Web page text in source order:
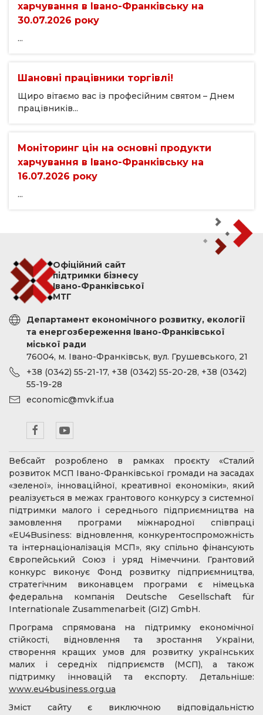
харчування в Івано-Франківську на
30.07.2026 року
...
Шановні працівники торгівлі!
Щиро вітаємо вас із професійним святом – Днем
працівників...
Моніторинг цін на основні продукти
харчування в Івано-Франківську на
16.07.2026 року
...
Офіційний сайт
підтримки бізнесу
Івано-Франківської
МТГ
Департамент економічного розвитку, екології
та енергозбереження Івано-Франківської
міської ради
76004, м. Івано-Франківськ, вул. Грушевського, 21
+38 (0342) 55-21-17, +38 (0342) 55-20-28, +38 (0342)
55-19-28
economic@mvk.if.ua
Вебсайт розроблено в рамках проєкту «Сталий
розвиток МСП Івано-Франківської громади на засадах
«зеленої», інноваційної, креативної економіки», який
реалізується в межах грантового конкурсу з системної
підтримки малого і середнього підприємництва на
замовлення програми міжнародної співпраці
«EU4Business: відновлення, конкурентоспроможність
та інтернаціоналізація МСП», яку спільно фінансують
Європейський Союз і уряд Німеччини. Грантовий
конкурс виконує Фонд розвитку підприємництва,
стратегічним виконавцем програми є німецька
федеральна компанія Deutsche Gesellschaft für
Internationale Zusammenarbeit (GIZ) GmbH.
Програма спрямована на підтримку економічної
стійкості, відновлення та зростання України,
створення кращих умов для розвитку українських
малих і середніх підприємств (МСП), а також
підтримку інновацій та експорту. Детальніше:
www.eu4business.org.ua
Зміст сайту є виключною відповідальністю